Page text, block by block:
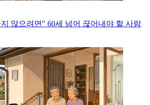
않으려면" 60세 넘어 끊어내야 할 사람